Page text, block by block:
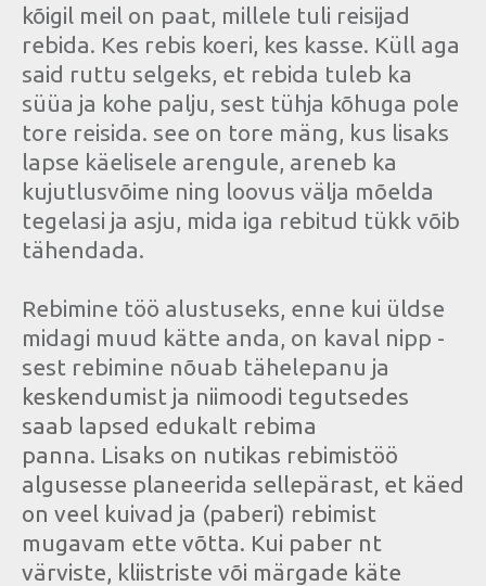
kõigil meil on paat, millele tuli reisijad
rebida. Kes rebis koeri, kes kasse. Küll aga
said ruttu selgeks, et rebida tuleb ka
süüa ja kohe palju, sest tühja kõhuga pole
tore reisida. see on tore mäng, kus lisaks
lapse käelisele arengule, areneb ka
kujutlusvõime ning loovus välja mõelda
tegelasi ja asju, mida iga rebitud tükk võib
tähendada.
Rebimine töö alustuseks, enne kui üldse
midagi muud kätte anda, on kaval nipp -
sest rebimine nõuab tähelepanu ja
keskendumist ja niimoodi tegutsedes
saab lapsed edukalt rebima
panna. Lisaks on nutikas rebimistöö
algusesse planeerida sellepärast, et käed
on veel kuivad ja (paberi) rebimist
mugavam ette võtta. Kui paber nt
värviste, kliistriste või märgade käte